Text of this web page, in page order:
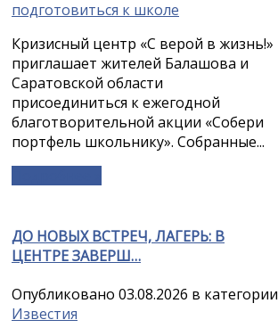
Кризисный центр «С верой в жизнь!»
приглашает жителей Балашова и
Саратовской области
присоединиться к ежегодной
благотворительной акции «Собери
портфель школьнику». Собранные...
ДО НОВЫХ ВСТРЕЧ, ЛАГЕРЬ: В
ЦЕНТРЕ ЗАВЕРШ…
Опубликовано 03.08.2026 в категории
Известия